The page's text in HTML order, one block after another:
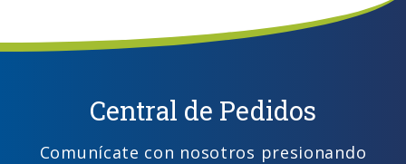
Central de Pedidos
Comunícate con nosotros presionando